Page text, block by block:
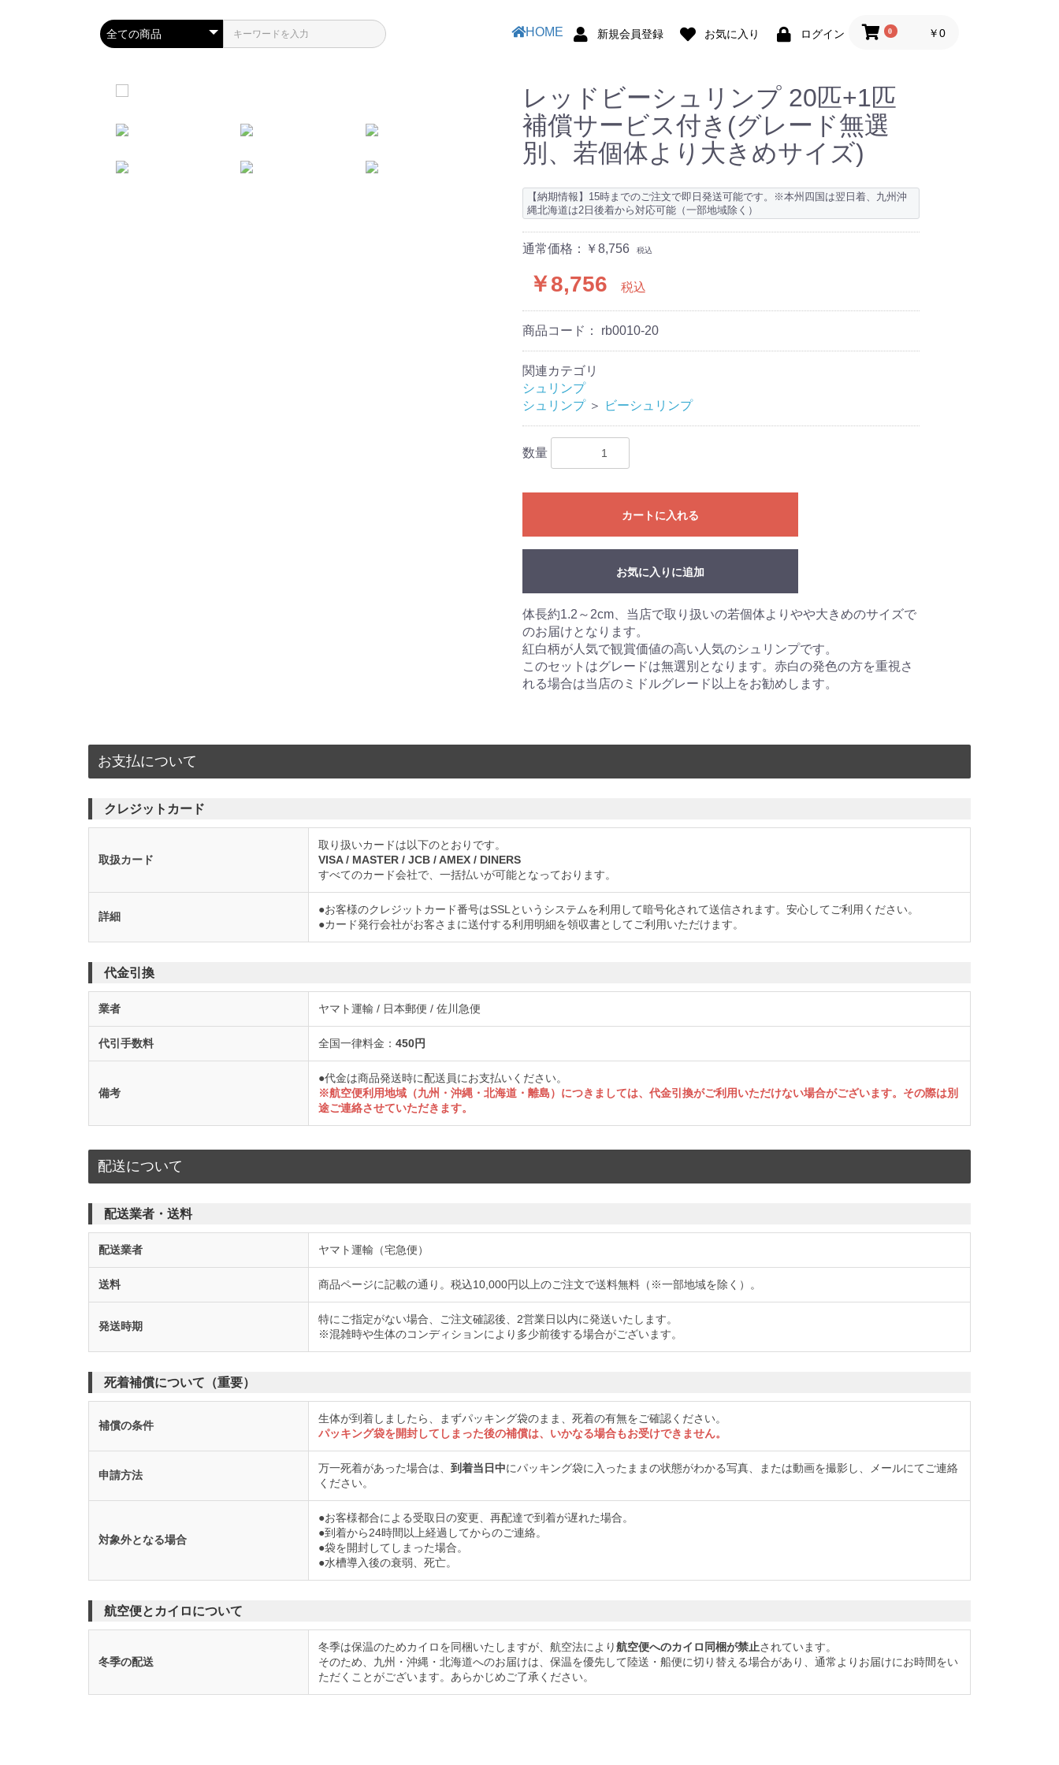
HOME 新規会員登録 お気に入り ログイン 0 ￥0
レッドビーシュリンプ 20匹+1匹
補償サービス付き(グレード無選
別、若個体より大きめサイズ)
【納期情報】15時までのご注文で即日発送可能です。※本州四国は翌日着、九州沖
縄北海道は2日後着から対応可能（一部地域除く）
通常価格：￥8,756 税込
￥8,756 税込
商品コード： rb0010-20
関連カテゴリ
シュリンプ
シュリンプ ＞ ビーシュリンプ
数量
カートに入れる
お気に入りに追加
体長約1.2～2cm、当店で取り扱いの若個体よりやや大きめのサイズで
のお届けとなります。
紅白柄が人気で観賞価値の高い人気のシュリンプです。
このセットはグレードは無選別となります。赤白の発色の方を重視さ
れる場合は当店のミドルグレード以上をお勧めします。
お支払について
クレジットカード
取扱カード
取り扱いカードは以下のとおりです。
VISA / MASTER / JCB / AMEX / DINERS
すべてのカード会社で、一括払いが可能となっております。
詳細
●お客様のクレジットカード番号はSSLというシステムを利用して暗号化されて送信されます。安心してご利用ください。
●カード発行会社がお客さまに送付する利用明細を領収書としてご利用いただけます。
代金引換
業者 ヤマト運輸 / 日本郵便 / 佐川急便
代引手数料 全国一律料金： 450円
備考
●代金は商品発送時に配送員にお支払いください。
※航空便利用地域（九州・沖縄・北海道・離島）につきましては、代金引換がご利用いただけない場合がございます。その際は別
途ご連絡させていただきます。
配送について
配送業者・送料
配送業者 ヤマト運輸（宅急便）
送料 商品ページに記載の通り。税込10,000円以上のご注文で送料無料（※一部地域を除く）。
発送時期
特にご指定がない場合、ご注文確認後、2営業日以内に発送いたします。
※混雑時や生体のコンディションにより多少前後する場合がございます。
死着補償について（重要）
補償の条件
生体が到着しましたら、まずパッキング袋のまま、死着の有無をご確認ください。
パッキング袋を開封してしまった後の補償は、いかなる場合もお受けできません。
申請方法
万一死着があった場合は、 到着当日中にパッキング袋に入ったままの状態がわかる写真、または動画を撮影し、メールにてご連絡
ください。
対象外となる場合
●お客様都合による受取日の変更、再配達で到着が遅れた場合。
●到着から24時間以上経過してからのご連絡。
●袋を開封してしまった場合。
●水槽導入後の衰弱、死亡。
航空便とカイロについて
冬季の配送
冬季は保温のためカイロを同梱いたしますが、航空法により航空便へのカイロ同梱が禁止されています。
そのため、九州・沖縄・北海道へのお届けは、保温を優先して陸送・船便に切り替える場合があり、通常よりお届けにお時間をい
ただくことがございます。あらかじめご了承ください。